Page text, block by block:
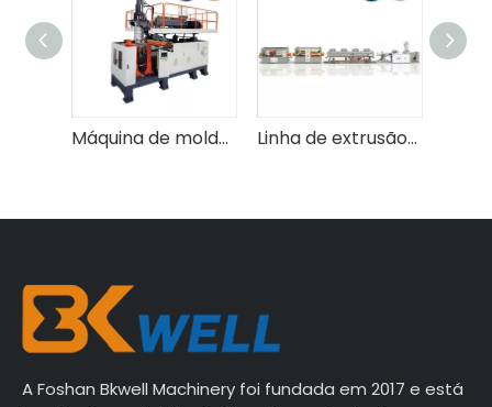
Triturador pesado da série DYPS-Z
A Foshan Bkwell Machinery foi fundada em 2017 e está